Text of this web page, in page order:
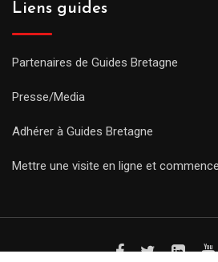
Liens guides
Partenaires de Guides Bretagne
Presse/Media
Adhérer à Guides Bretagne
Mettre une visite en ligne et